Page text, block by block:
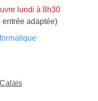
lundi à 8h30
entrée adaptée)